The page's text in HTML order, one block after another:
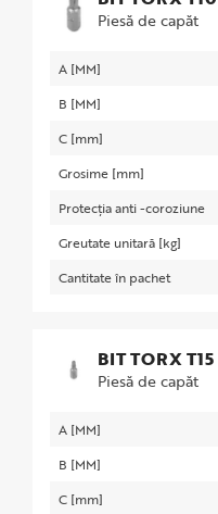
Piesă de capăt
A [MM]
B [MM]
C [mm]
Grosime [mm]
Protecția anti -coroziune
Greutate unitară [kg]
Cantitate în pachet
BIT TORX T15
Piesă de capăt
A [MM]
B [MM]
C [mm]